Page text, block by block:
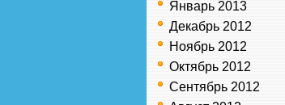
Январь 2013
Декабрь 2012
Ноябрь 2012
Октябрь 2012
Сентябрь 2012